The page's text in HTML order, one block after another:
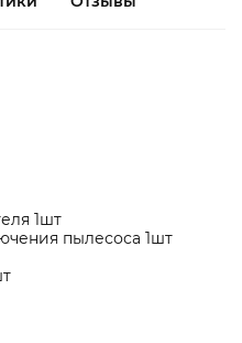
1шт
пылесоса 1шт